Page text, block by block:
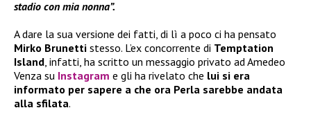
stadio con mia nonna”.
A dare la sua versione dei fatti, di lì a poco ci ha pensato
Mirko Brunetti stesso. L’ex concorrente di Temptation
Island, infatti, ha scritto un messaggio privato ad Amedeo
Venza su Instagram e gli ha rivelato che lui si era
informato per sapere a che ora Perla sarebbe andata
alla sfilata.